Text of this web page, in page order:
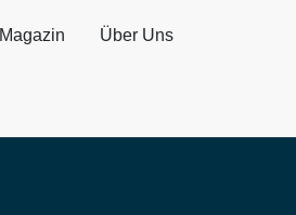
Magazin Über Uns